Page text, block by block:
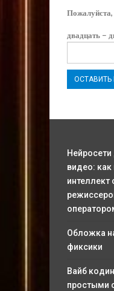
Пожалуйста,
двадцать −
видео: как
интеллект
Обложка
фиксики
Вайб
простыми